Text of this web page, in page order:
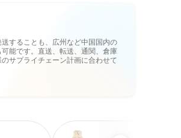
することも、広州など中国国内の
能です。直送、転送、通関、倉庫
サプライチェーン計画に合わせて